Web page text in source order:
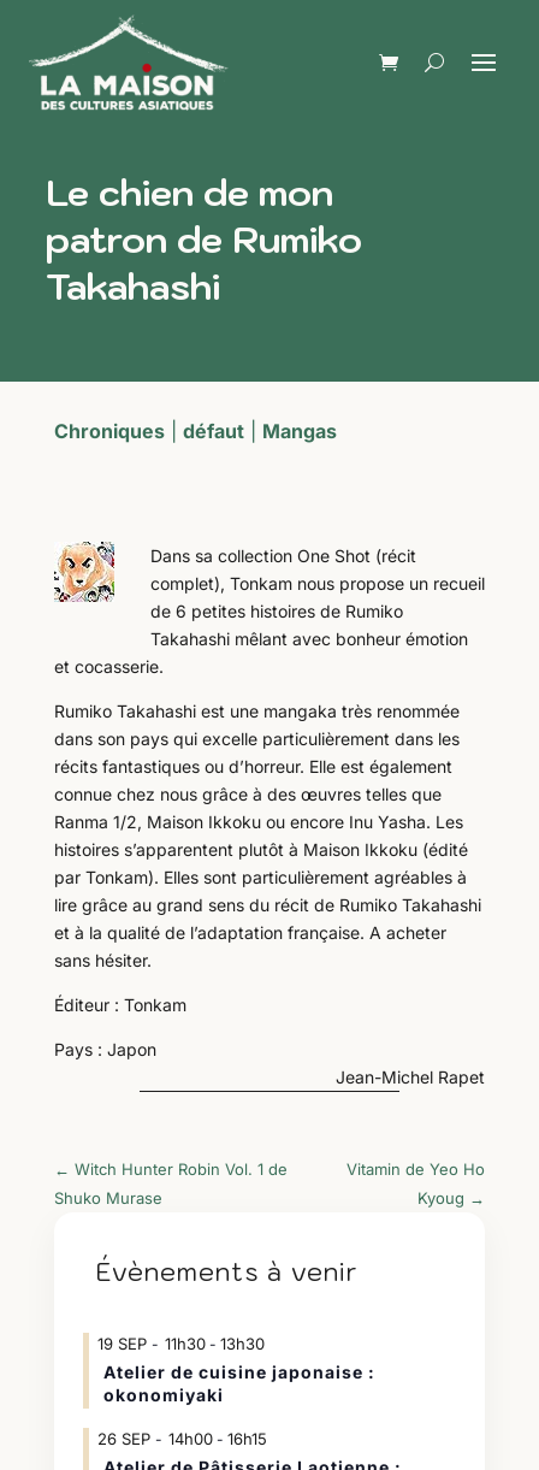
Le chien de mon
patron de Rumiko
Takahashi
Chroniques| défaut| Mangas
Dans sa collection One Shot (récit
complet), Tonkam nous propose un recueil
de 6 petites histoires de Rumiko
Takahashi mêlant avec bonheur émotion
et cocasserie.
Rumiko Takahashi est une mangaka très renommée
dans son pays qui excelle particulièrement dans les
récits fantastiques ou d’horreur. Elle est également
connue chez nous grâce à des œuvres telles que
Ranma 1/2, Maison Ikkoku ou encore Inu Yasha. Les
histoires s’apparentent plutôt à Maison Ikkoku (édité
par Tonkam). Elles sont particulièrement agréables à
lire grâce au grand sens du récit de Rumiko Takahashi
et à la qualité de l’adaptation française. A acheter
sans hésiter.
Éditeur : Tonkam
Pays : Japon
Jean-Michel Rapet
← Witch Hunter Robin Vol. 1 de
Shuko Murase
Vitamin de Yeo Ho
Kyoug →
Évènements à venir
19 SEP 11h30- 13h30
Atelier de cuisine japonaise :
okonomiyaki
26 SEP 14h00- 16h15